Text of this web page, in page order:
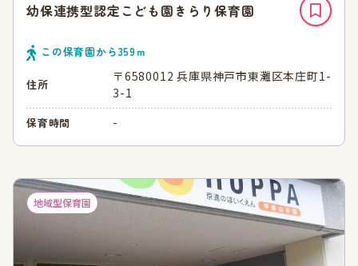
幼保連携型認定こども園きらり保育園
この保育園から359ｍ
住所
〒6580012 兵庫県神戸市東灘区本庄町1-
3-1
保育時間 -
地域型保育園